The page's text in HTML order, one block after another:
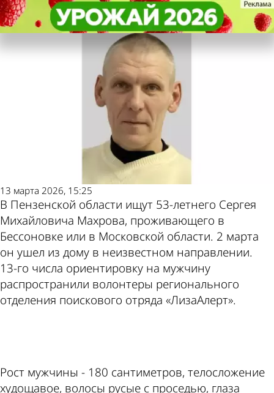
Волонтеры ищут 53-летнего
жителя Бессоновки
Происшествия
13 марта 2026, 15:25
В Пензенской области ищут 53-летнего Сергея
Михайловича Махрова, проживающего в
Бессоновке или в Московской области. 2 марта
он ушел из дому в неизвестном направлении.
13-го числа ориентировку на мужчину
распространили волонтеры регионального
отделения поискового отряда «ЛизаАлерт».
Рост мужчины - 180 сантиметров, телосложение
худощавое, волосы русые с проседью, глаза
Волонтеры ищут 53-летнего
жителя Бессоновки
Происшествия
Другие новости по
теме
Погода и курсы
валют в Пензе